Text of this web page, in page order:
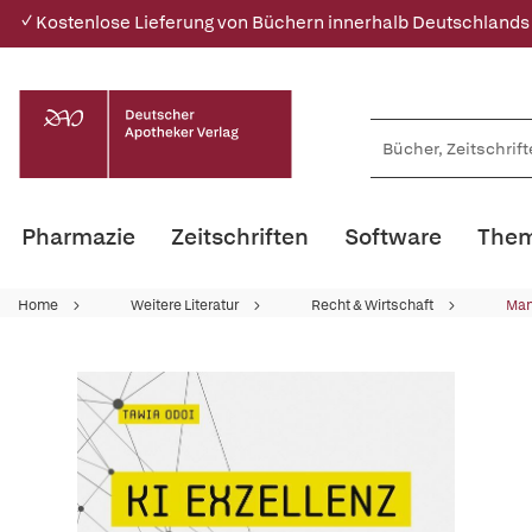
✓ Kostenlose Lieferung von Büchern innerhalb Deutschlands
Pharmazie Zeitschriften Software
Home Weitere Literatur Recht & Wirtschaft